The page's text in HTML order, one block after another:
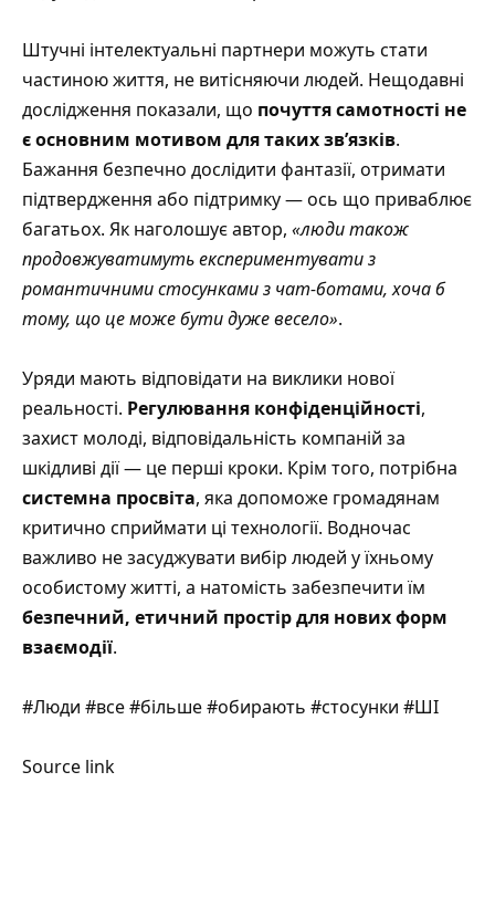
Штучні інтелектуальні партнери можуть стати
частиною життя, не витісняючи людей. Нещодавні
дослідження показали, що почуття самотності не
є основним мотивом для таких зв’язків.
Бажання безпечно дослідити фантазії, отримати
підтвердження або підтримку — ось що приваблює
багатьох. Як наголошує автор, «люди також
продовжуватимуть експериментувати з
романтичними стосунками з чат-ботами, хоча б
тому, що це може бути дуже весело».
Уряди мають відповідати на виклики нової
реальності. Регулювання конфіденційності,
захист молоді, відповідальність компаній за
шкідливі дії — це перші кроки. Крім того, потрібна
системна просвіта, яка допоможе громадянам
критично сприймати ці технології. Водночас
важливо не засуджувати вибір людей у їхньому
особистому житті, а натомість забезпечити їм
безпечний, етичний простір для нових форм
взаємодії.
#Люди #все #більше #обирають #стосунки #ШІ
Source link